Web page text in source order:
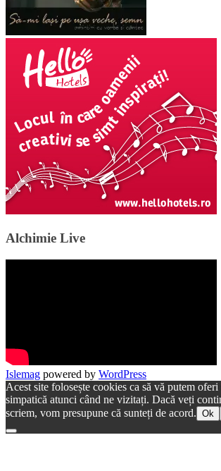
Alchimie Live
Islemag powered by WordPress
Acest site folosește cookies ca să vă putem oferi
simpatică atunci când ne vizitați. Dacă veți
scriem, vom presupune că sunteți de acord. Ok